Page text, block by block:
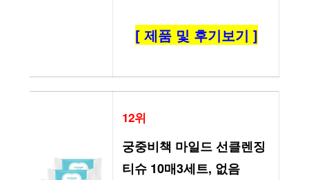
[ 제품 및 후기보기 ]
12위
궁중비책 마일드 선클렌징
티슈 10매3세트, 없음